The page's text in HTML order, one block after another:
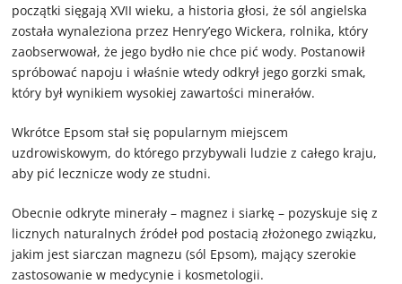
początki sięgają XVII wieku, a historia głosi, że sól angielska
została wynaleziona przez Henry’ego Wickera, rolnika, który
zaobserwował, że jego bydło nie chce pić wody. Postanowił
spróbować napoju i właśnie wtedy odkrył jego gorzki smak,
który był wynikiem wysokiej zawartości minerałów.
Wkrótce Epsom stał się popularnym miejscem
uzdrowiskowym, do którego przybywali ludzie z całego kraju,
aby pić lecznicze wody ze studni.
Obecnie odkryte minerały – magnez i siarkę – pozyskuje się z
licznych naturalnych źródeł pod postacią złożonego związku,
jakim jest siarczan magnezu (sól Epsom), mający szerokie
zastosowanie w medycynie i kosmetologii.